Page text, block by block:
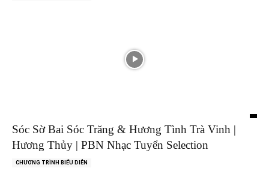
Sóc Sờ Bai Sóc Trăng & Hương Tình Trà Vinh |
Hương Thủy | PBN Nhạc Tuyển Selection
CHƯƠNG TRÌNH BIỂU DIỄN